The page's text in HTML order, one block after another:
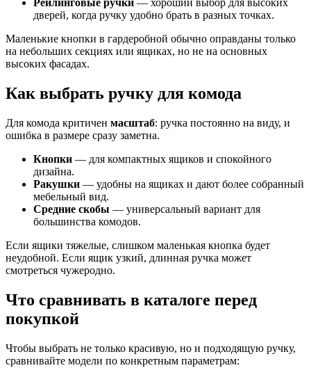
Рейлинговые ручки — хороший выбор для высоких
дверей, когда ручку удобно брать в разных точках.
Маленькие кнопки в гардеробной обычно оправданы только
на небольших секциях или ящиках, но не на основных
высоких фасадах.
Как выбрать ручку для комода
Для комода критичен масштаб: ручка постоянно на виду, и
ошибка в размере сразу заметна.
Кнопки — для компактных ящиков и спокойного
дизайна.
Ракушки — удобны на ящиках и дают более собранный
мебельный вид.
Средние скобы — универсальный вариант для
большинства комодов.
Если ящики тяжелые, слишком маленькая кнопка будет
неудобной. Если ящик узкий, длинная ручка может
смотреться чужеродно.
Что сравнивать в каталоге перед
покупкой
Чтобы выбрать не только красивую, но и подходящую ручку,
сравнивайте модели по конкретным параметрам: